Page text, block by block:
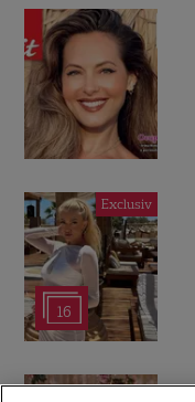
Exclusiv
16